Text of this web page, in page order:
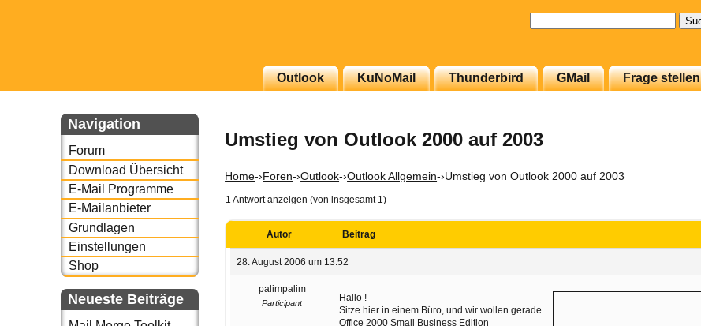
Outlook KuNoMail Thunderbird GMail Frage stellen
Navigation
Forum
Download Übersicht
E-Mail Programme
E-Mailanbieter
Grundlagen
Einstellungen
Shop
Neueste Beiträge
Umstieg von Outlook 2000 auf 2003
Home-›Foren-›Outlook-›Outlook Allgemein-›Umstieg von Outlook 2000 auf 2003
1 Antwort anzeigen (von insgesamt 1)
Autor Beitrag
28. August 2006 um 13:52
palimpalim
Participant
Hallo !
Sitze hier in einem Büro, und wir wollen gerade
Office 2000 Small Business Edition
oder auch